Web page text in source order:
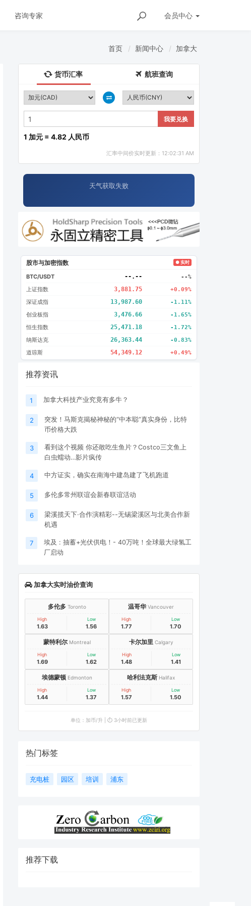
会员中心
咨询专家
首页 新闻中心 加拿大
货币汇率 航班查询
我要兑换
1 加元 = 4.82 人民币
汇率中间价实时更新：12:02:31 AM
天气获取失败
股市与加密指数 ● 实时
BTC/USDT --.-- --%
上证指数 3,881.75 +0.09%
深证成指 13,987.60 -1.11%
创业板指 3,476.66 -1.65%
恒生指数 25,471.18 -1.72%
纳斯达克 26,363.44 -0.83%
道琼斯 54,349.12 +0.49%
推荐资讯
1 加拿大科技产业究竟有多牛？
2
突发！马斯克揭秘神秘的“中本聪”真实身份，比特
币价格大跌
3
看到这个视频 你还敢吃生鱼片？Costco三文鱼上
白虫蠕动…影片疯传
4 中方证实，确实在南海中建岛建了飞机跑道
5 多伦多常州联谊会新春联谊活动
6
梁溪揽天下·合作演精彩--无锡梁溪区与北美合作新
机遇
7
埃及 : 抽蓄+光伏供电！- 40万吨！全球最大绿氢工
厂启动
加拿大实时油价查询
多伦多 Toronto
High
1.63
Low
1.56
温哥华 Vancouver
High
1.77
Low
1.70
蒙特利尔 Montreal
High
1.69
Low
1.62
卡尔加里 Calgary
High
1.48
Low
1.41
埃德蒙顿 Edmonton
High
1.44
Low
1.37
哈利法克斯 Halifax
High
1.57
Low
1.50
单位：加币/升 | ⏱️ 3小时前已更新
热门标签
充电桩 园区 培训 浦东
推荐下载